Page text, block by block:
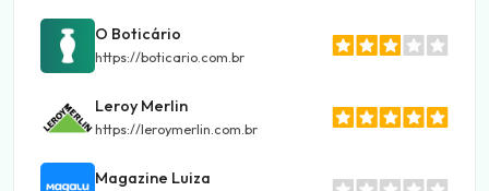
O Boticário
https://boticario.com.br
Leroy Merlin
https://leroymerlin.com.br
Magazine Luiza